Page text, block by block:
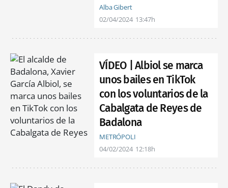
Alba Gibert
02/04/2024 13:47h
VÍDEO | Albiol se marca
unos bailes en TikTok
con los voluntarios de la
Cabalgata de Reyes de
Badalona
METRÓPOLI
04/02/2024 12:18h